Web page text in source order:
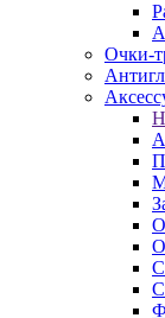
Очки-